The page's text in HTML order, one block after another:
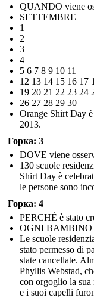
QUANDO viene
SETTEMBRE
1
2
3
4
5 6 7 8 9 10 11
12 13 14 15 16 17
19 20 21 22 23 24
26 27 28 29 30
Orange Shirt Day
2013.
Горка: 3
DOVE viene
130 scuole
Shirt Day è
le persone sono
Горка: 4
PERCHÉ è stato
OGNI BAMBINO
Le scuole
stato permesso di
state cancellate.
Phyllis Webstad,
con orgoglio la
e i suoi capelli